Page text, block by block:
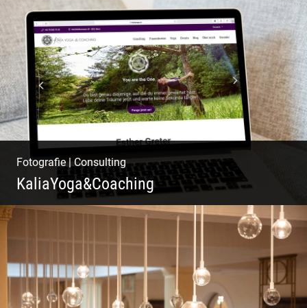
W.U.F.O. Food Orbiter | Event Gastronomie |
Catering Service | Essen & Trinken
Fotografie|Consulting
KaliaYoga&Coaching
Pint- & Webdesign, Fotografie & Corporate-